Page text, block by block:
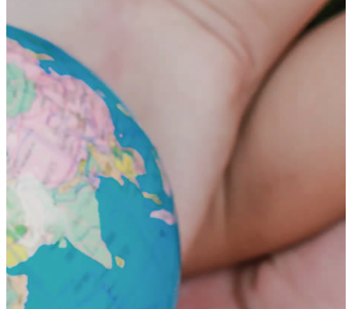
ケアンズ（オーストラリア）のスタディツアー
ボホール島（フィリピン）のスタディーツアー
生徒体験談
英語で世界が変わる
FAQ
ブログ
五反田ブログ 小学生コース
五反田ブログ 中学生コース
荻窪ブログ
下高井戸ブログ
立川ブログ
恵比寿ブログ
学校概要
アクセス
お問い合わせ